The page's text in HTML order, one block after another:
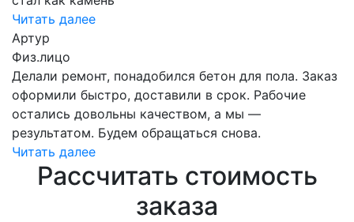
Читать далее
Артур
Физ.лицо
Делали ремонт, понадобился бетон для пола. Заказ
оформили быстро, доставили в срок. Рабочие
остались довольны качеством, а мы —
результатом. Будем обращаться снова.
Читать далее
Рассчитать стоимость
заказа